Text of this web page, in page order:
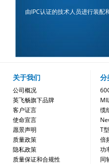
由IPC认证的技术人员进行装配
关于我们
公司概况
英飞畅旗下品牌
客户证言
使命宣言
愿景声明
质量政策
隐私政策
质量保证和合规性
分
缆
T
倍
功
同